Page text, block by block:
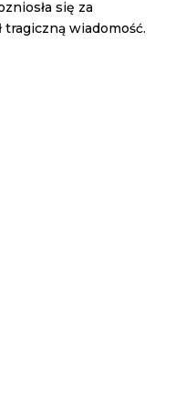
się za
wiadomość.